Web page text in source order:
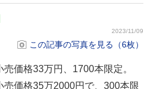
2023/11/09
この記事の写真を見る（6枚）
売価格33万円、1700本限定。
売価格35万2000円で、300本限